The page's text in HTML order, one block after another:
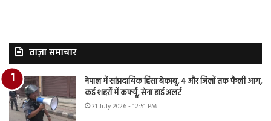
ताज़ा समाचार
नेपाल में सांप्रदायिक हिंसा बेकाबू, 4 और जिलों तक फैली आग,
कई शहरों में कर्फ्यू, सेना हाई अलर्ट
31 July 2026 - 12:51 PM